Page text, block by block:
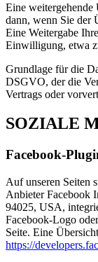
Eine
dann, wenn Sie der
Eine Weitergabe
Einwilligung, etwa
Grundlage für die
DSGVO, der die
Vertrags oder
SOZIALE
Facebook-
Auf unseren Seiten
Anbieter Facebook
94025, USA,
Facebook-Logo
Seite. Eine
https://